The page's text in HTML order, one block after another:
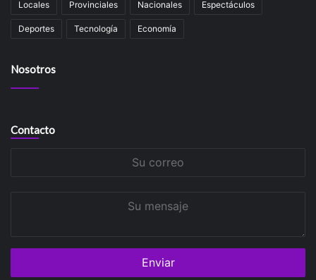
Locales Provinciales Nacionales Espectáculos
Deportes Tecnología Economía
Nosotros
Contacto